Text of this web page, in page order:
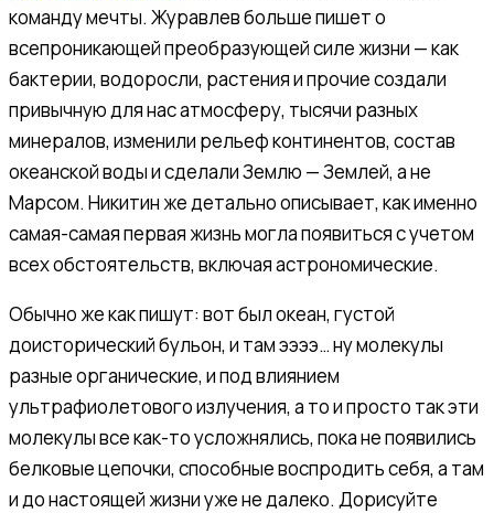
команду мечты. Журавлев больше пишет о
всепроникающей преобразующей силе жизни — как
бактерии, водоросли, растения и прочие создали
привычную для нас атмосферу, тысячи разных
минералов, изменили рельеф континентов, состав
океанской воды и сделали Землю — Землей, а не
Марсом. Никитин же детально описывает, как именно
самая-самая первая жизнь могла появиться с учетом
всех обстоятельств, включая астрономические.
Обычно же как пишут: вот был океан, густой
доисторический бульон, и там ээээ… ну молекулы
разные органические, и под влиянием
ультрафиолетового излучения, а то и просто так эти
молекулы все как-то усложнялись, пока не появились
белковые цепочки, способные воспродить себя, а там
и до настоящей жизни уже не далеко. Дорисуйте